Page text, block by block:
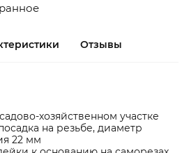
Отзывы
хозяйственном участке
на резьбе, диаметр
22 мм